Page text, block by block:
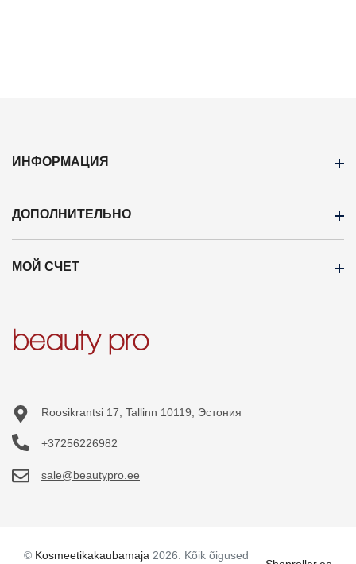
ИНФОРМАЦИЯ
ОПЛАТА
Оптовая продажа
ДОПОЛНИТЕЛЬНО
Бренды
Новые продукты
Карта сайта
МОЙ СЧЕТ
История заказов
Список желаний
Roosikrantsi 17, Tallinn 10119, Эстония
+37256226982
sale@beautypro.ee
© Kosmeetikakaubamaja 2026. Kõik õigused